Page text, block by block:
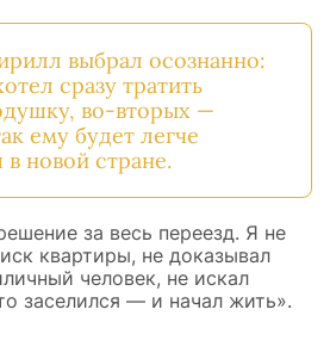
выбрал осознанно:
сразу тратить
во-вторых —
ему будет легче
в новой стране.
за весь переезд. Я не
квартиры, не доказывал
человек, не искал
заселился — и начал жить».